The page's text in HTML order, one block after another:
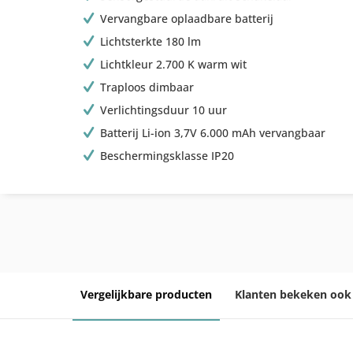
Vervangbare oplaadbare batterij
Lichtsterkte 180 lm
Lichtkleur 2.700 K warm wit
Traploos dimbaar
Verlichtingsduur 10 uur
Batterij Li-ion 3,7V 6.000 mAh vervangbaar
Beschermingsklasse IP20
Vergelijkbare producten Klanten bekeken ook